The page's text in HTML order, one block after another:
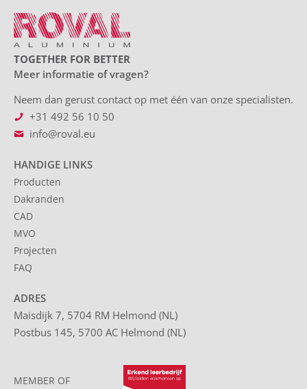
TOGETHER FOR BETTER
Meer informatie of vragen?
Neem dan gerust contact op met één van onze specialisten.
+31 492 56 10 50
info@roval.eu
HANDIGE LINKS
Producten
Dakranden
CAD
MVO
Projecten
FAQ
ADRES
Maisdijk 7, 5704 RM Helmond (NL)
Postbus 145, 5700 AC Helmond (NL)
MEMBER OF